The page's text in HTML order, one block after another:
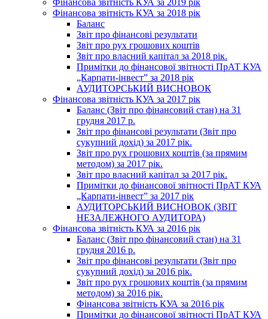
Фінансова звітність КУА за 2019 рік
Фінансова звітність КУА за 2018 рік
Баланс
Звіт про фінансові результати
Звіт про рух грошових коштів
Звіт про власний капітал за 2018 рік.
Примітки до фінансової звітності ПрАТ КУА
„Карпати-інвест” за 2018 рік
АУДИТОРСЬКИЙ ВИСНОВОК
Фінансова звітність КУА за 2017 рік
Баланс (Звіт про фінансовий стан) на 31
грудня 2017 р.
Звіт про фінансові результати (Звіт про
сукупний дохід) за 2017 рік.
Звіт про рух грошових коштів (за прямим
методом) за 2017 рік.
Звіт про власний капітал за 2017 рік.
Примітки до фінансової звітності ПрАТ КУА
„Карпати-інвест” за 2017 рік
АУДИТОРСЬКИЙ ВИСНОВОК (ЗВІТ
НЕЗАЛЕЖНОГО АУДИТОРА)
Фінансова звітність КУА за 2016 рік
Баланс (Звіт про фінансовий стан) на 31
грудня 2016 р.
Звіт про фінансові результати (Звіт про
сукупний дохід) за 2016 рік.
Звіт про рух грошових коштів (за прямим
методом) за 2016 рік.
Фінансова звітність КУА за 2016 рік
Примітки до фінансової звітності ПрАТ КУА